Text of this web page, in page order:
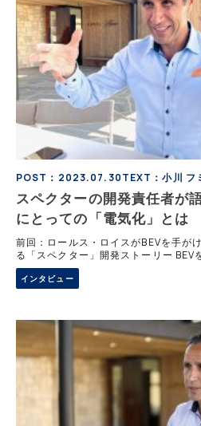
POST：2023.07.30TEXT：小川 フ
スペクターの開発責任者が
にとっての「電気化」とは
前回：ロールス・ロイスがBEVを手が
る「スペクター」開発ストーリー BEV
スを作る意識。スペクターの開発責任
ビ氏は語る。この理由を、自動
インタビュー